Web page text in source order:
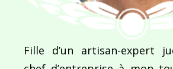
Fille d’un artisan-expert